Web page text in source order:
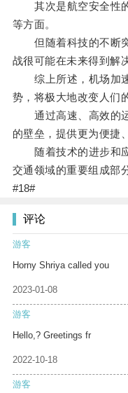
其次是航空安全性的
等方面。
但随着科技的不断突
战很可能在未来得到解
综上所述，机场加速
势，将极大地改变人们
通过高速、高效的运
的壁垒，提供更为便捷
随着技术的进步和应
交通领域的重要组成部
#18#
评论
游客
Horny Shriya called you
2023-01-08
游客
Hello,? Greetings fr
2022-10-18
游客